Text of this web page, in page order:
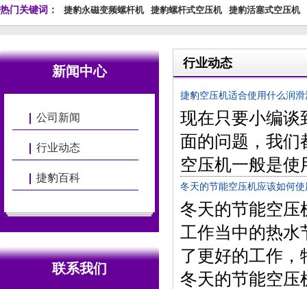
热门关键词： 捷豹永磁变频螺杆机 捷豹螺杆式空压机 捷豹活塞式空压机
新闻中心
公司新闻
行业动态
捷豹百科
联系我们
行业动态
捷豹空压机适合使用什么润滑
现在只要小编谈
面的问题，我们
空压机一般是
冬天的节能空压机应该如何使
冬天的节能空压
工作当中的热水
了更好的工作
冬天的节能空压